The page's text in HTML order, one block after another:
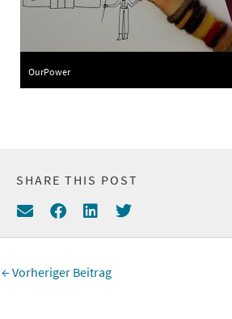
OurPower
SHARE THIS POST
←Vorheriger Beitrag